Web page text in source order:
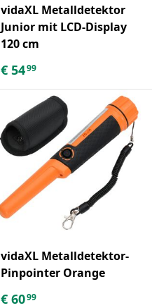
vidaXL Metalldetektor
Junior mit LCD-Display
120 cm
€ 5499
vidaXL Metalldetektor-
Pinpointer Orange
€ 6099